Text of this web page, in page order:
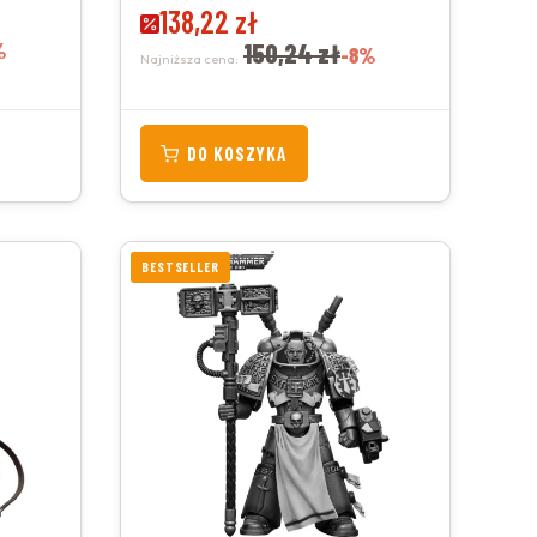
Cena promocyjna
138,22 zł
Najniższa cena: 150,24 zł-8%
DO KOSZYKA
BESTSELLER